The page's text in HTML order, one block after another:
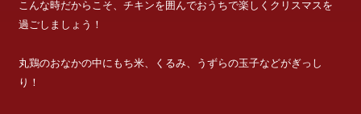
こんな時だからこそ、チキンを囲んでおうちで楽しくクリスマスを
過ごしましょう！
丸鶏のおなかの中にもち米、くるみ、うずらの玉子などがぎっし
り！